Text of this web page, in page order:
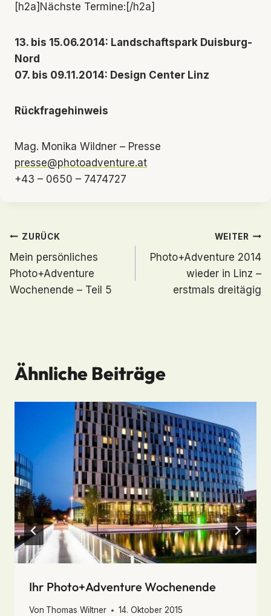
[h2a]Nächste Termine:[/h2a]
13. bis 15.06.2014: Landschaftspark Duisburg-
Nord
07. bis 09.11.2014: Design Center Linz
Rückfragehinweis
Mag. Monika Wildner – Presse
presse@photoadventure.at
+43 – 0650 – 7474727
Beitragsnavigation
ZURÜCK
Mein persönliches
Photo+Adventure
Wochenende – Teil 5
WEITER
Photo+Adventure 2014
wieder in Linz –
erstmals dreitägig
Ähnliche Beiträge
Ihr Photo+Adventure Wochenende
Von Thomas Wiltner 14. Oktober 2015